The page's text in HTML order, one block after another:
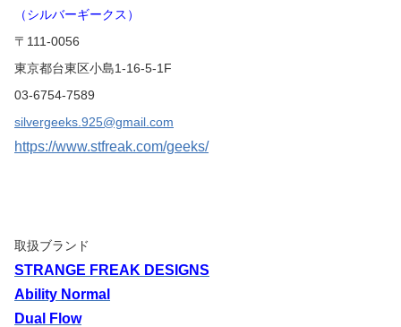
（シルバーギークス）
〒111-0056
東京都台東区小島1-16-5-1F
03-6754-7589
silvergeeks.925@gmail.com
https://www.stfreak.com/geeks/
取扱ブランド
STRANGE FREAK DESIGNS
Ability Normal
Dual Flow